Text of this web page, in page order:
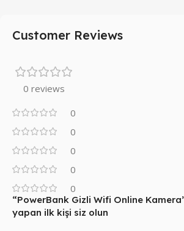
Customer Reviews
0 reviews
0
0
0
0
0
“PowerBank Gizli Wifi Online
yapan ilk kişi siz olun